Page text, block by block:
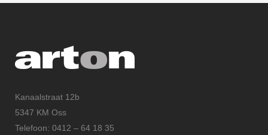
Kanaalstraat 12b
5347 KM Oss
Telefoon: 0412 – 64 18 35